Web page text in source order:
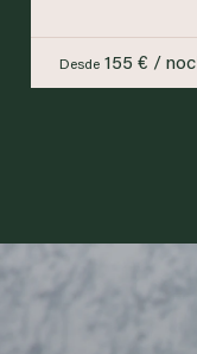
Desde 155 € /